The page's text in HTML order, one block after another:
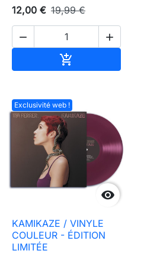
12,00 € 19,99 €
 

Exclusivité web !

KAMIKAZE / VINYLE
COULEUR - ÉDITION
LIMITÉE